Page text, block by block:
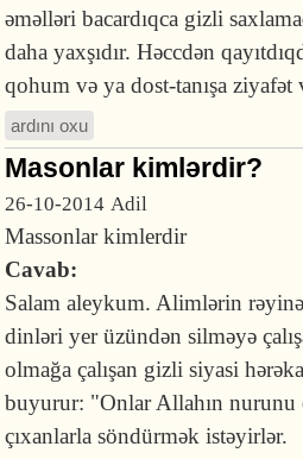
əməlləri bacardıqca gizli
daha yaxşıdır. Həccdən
qohum və ya dost-tanışa ziyafət
ardını oxu
Masonlar kimlərdir?
26-10-2014 Adil
Massonlar kimlerdir
Cavab:
Salam aleykum. Alimlərin
dinləri yer üzündən silməyə
olmağa çalışan gizli siyasi
buyurur: "Onlar Allahın nurunu
çıxanlarla söndürmək istəyirlər.